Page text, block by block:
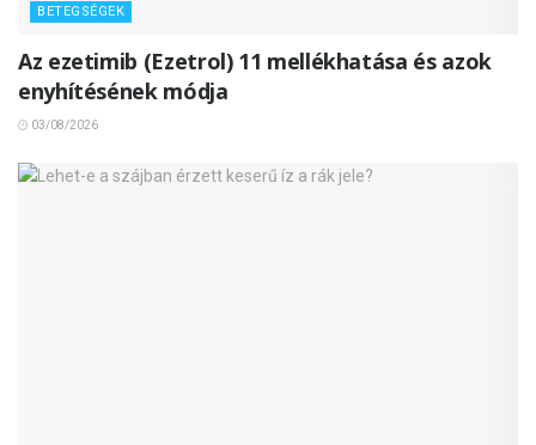
BETEGSÉGEK
Az ezetimib (Ezetrol) 11 mellékhatása és azok
enyhítésének módja
03/08/2026